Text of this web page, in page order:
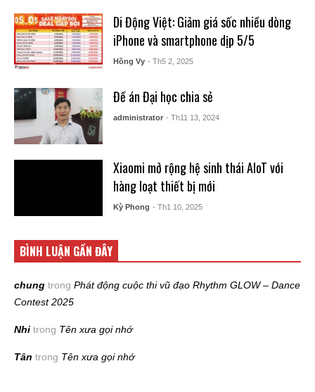
Di Động Việt: Giảm giá sốc nhiều dòng
iPhone và smartphone dịp 5/5
Hồng Vy - Th5 2, 2025
Đề án Đại học chia sẻ
administrator - Th11 13, 2024
Xiaomi mở rộng hệ sinh thái AIoT với
hàng loạt thiết bị mới
Kỳ Phong - Th1 10, 2025
BÌNH LUẬN GẦN ĐÂY
chung trong Phát động cuộc thi vũ đạo Rhythm GLOW – Dance
Contest 2025
Nhi trong Tên xưa gọi nhớ
Tân trong Tên xưa gọi nhớ